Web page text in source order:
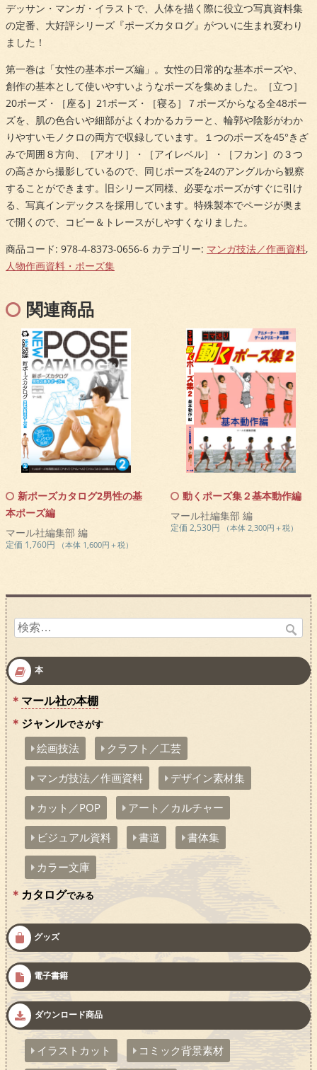
デッサン・マンガ・イラストで、人体を描く際に役立つ写真資料集
の定番、大好評シリーズ『ポーズカタログ』がついに生まれ変わり
ました！
第一巻は「女性の基本ポーズ編」。女性の日常的な基本ポーズや、
創作の基本として使いやすいようなポーズを集めました。［立つ］
20ポーズ・［座る］21ポーズ・［寝る］７ポーズからなる全48ポー
ズを、肌の色合いや細部がよくわかるカラーと、輪郭や陰影がわか
りやすいモノクロの両方で収録しています。１つのポーズを45°きざ
みで周囲８方向、［アオリ］・［アイレベル］・［フカン］の３つ
の高さから撮影しているので、同じポーズを24のアングルから観察
することができます。旧シリーズ同様、必要なポーズがすぐに引け
る、写真インデックスを採用しています。特殊製本でページが奥ま
で開くので、コピー＆トレースがしやすくなりました。
商品コード: 978-4-8373-0656-6 カテゴリー: マンガ技法／作画資料,
人物作画資料・ポーズ集
関連商品
新ポーズカタログ2男性の基
本ポーズ編
マール社編集部 編
定価 1,760円 （本体 1,600円＋税）
動くポーズ集２基本動作編
マール社編集部 編
定価 2,530円 （本体 2,300円＋税）
検
本
マール社の本棚
ジャンルでさがす
絵画技法 クラフト／工芸
マンガ技法／作画資料 デザイン素材集
カット／POP アート／カルチャー
ビジュアル資料 書道 書体集
カラー文庫
カタログでみる
グッズ
電子書籍
ダウンロード商品
イラストカット コミック背景素材